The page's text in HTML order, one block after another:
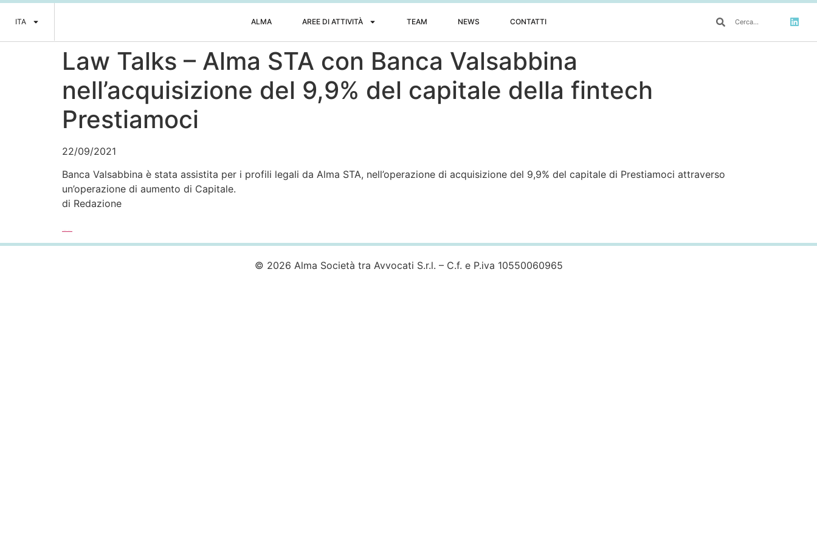
ITA ALMA AREE DI ATTIVITÀ TEAM NEWS CONTATTI
Law Talks – Alma STA con Banca Valsabbina
nell’acquisizione del 9,9% del capitale della fintech
Prestiamoci
22/09/2021
Banca Valsabbina è stata assistita per i profili legali da Alma STA, nell’operazione di acquisizione del 9,9% del capitale di Prestiamoci attraverso
un’operazione di aumento di Capitale.
di Redazione
© 2026 Alma Società tra Avvocati S.r.l. – C.f. e P.iva 10550060965